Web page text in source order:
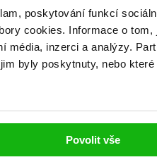
poskytování funkcí
cookies. Informace o
média, inzerci a analýzy.
byly poskytnuty, nebo
Povolit vše
na jaké zboží je výhodná
k odběru našich e-